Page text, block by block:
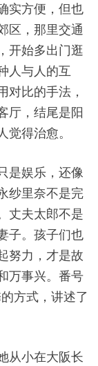
实方便，但也
区，那里交通
开始多出门逛
人与人的互
对比的手法，
厅，结尾是阳
得治愈。
是娱乐，还像
纱里奈不是完
丈夫太郎不是
子。孩子们也
努力，才是故
万事兴。番号
方式，讲述了
从小在大阪长